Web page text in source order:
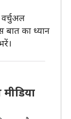
बात का ध्यान